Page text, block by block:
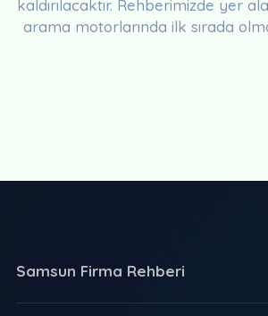
kaldırılacaktır. Rehberimizde yer
arama motorlarında ilk sırada
Samsun Firma Rehberi